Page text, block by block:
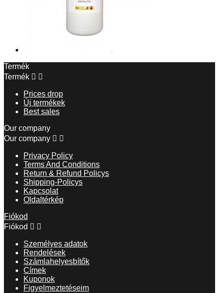
Termék
Termék  
Prices drop
Új termékek
Best sales
Our company
Our company  
Privacy Policy
Terms And Conditions
Return & Refund Policys
Shipping-Policys
Kapcsolat
Oldaltérkép
Fiókod
Fiókod  
Személyes adatok
Rendelések
Számlahelyesbítők
Címek
Kuponok
Figyelmeztetéseim